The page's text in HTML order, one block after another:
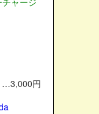
…3,000円